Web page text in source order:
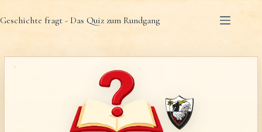
Inhalt
Geschichte fragt - Das Quiz zum Rundgang